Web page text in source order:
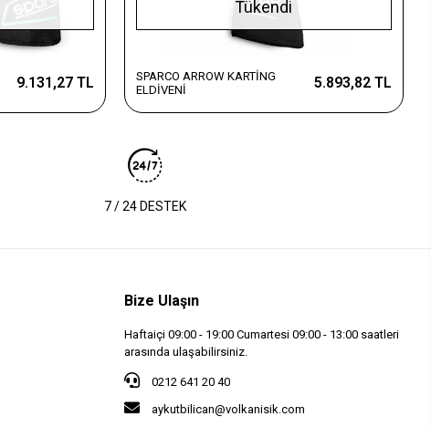
9.131,27 TL
Tükendi
SPARCO ARROW KARTİNG
ELDİVENİ
5.893,82 TL
7 / 24 DESTEK
Bize Ulaşın
Haftaiçi 09:00 - 19:00 Cumartesi 09:00 - 13:00 saatleri
arasında ulaşabilirsiniz.
0212 641 20 40
aykutbilican@volkanisik.com